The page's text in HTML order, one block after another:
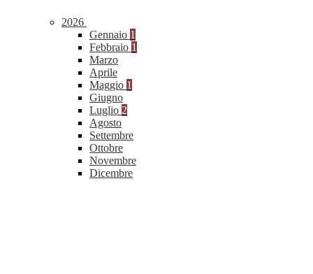
2026
Gennaio 1
Febbraio 1
Marzo
Aprile
Maggio 1
Giugno
Luglio 2
Agosto
Settembre
Ottobre
Novembre
Dicembre